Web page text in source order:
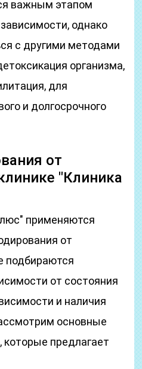
важным этапом
однако
с другими методами
организма,
для
и долгосрочного
от
"Клиника
применяются
от
подбираются
от состояния
и наличия
основные
предлагает